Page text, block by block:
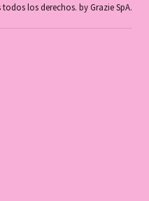
los derechos. by Grazie SpA.